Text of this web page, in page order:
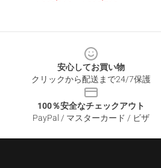
安心してお買い物
クリックから配送まで24/7保護
100％安全なチェックアウト
PayPal / マスターカード / ビザ